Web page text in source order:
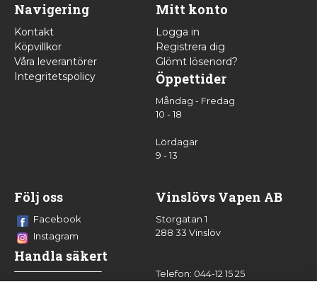
Navigering
Kontakt
Köpvillkor
Våra leverantörer
Integritetspolicy
Mitt konto
Logga in
Registrera dig
Glömt lösenord?
Öppettider
Måndag - Fredag
10 - 18
Lördagar
9 - 13
Följ oss
Facebook
Instagram
Handla säkert
Vinslövs Vapen AB
Storgatan 1
288 33 Vinslöv
Telefon: 044-12 15 25